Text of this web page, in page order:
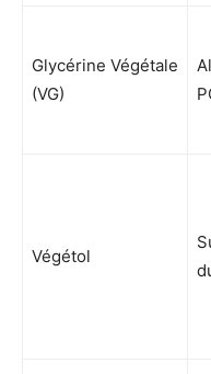
Glycérine Végétale
(VG)
Végétol